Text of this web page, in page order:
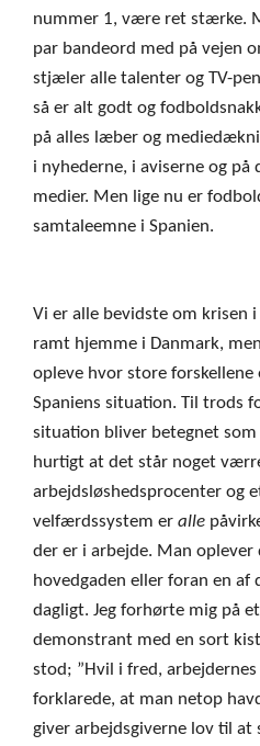
nummer 1, være ret stærke.
par bandeord med på vejen
stjæler alle talenter og TV-
så er alt godt og
på alles læber og
i nyhederne, i aviserne og på
medier. Men lige nu er
samtaleemne i Spanien.
Vi er alle bevidste om krisen
ramt hjemme i Danmark,
opleve hvor store forskellene
Spaniens situation. Til trods
situation bliver betegnet
hurtigt at det står noget
arbejdsløshedsprocenter og
velfærdssystem er alle
der er i arbejde. Man
hovedgaden eller foran en af
dagligt. Jeg forhørte mig på
demonstrant med en sort
stod; ”Hvil i fred,
forklarede, at man netop
giver arbejdsgiverne lov til